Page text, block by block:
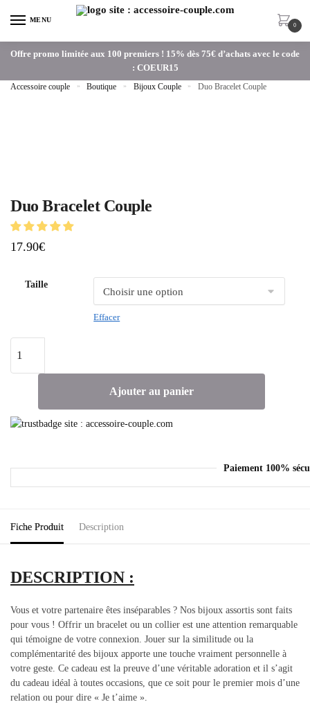
MENU
0
Offre promo limitée aux 100 premiers ! 15% dès 75€ d’achats avec le code
: COEUR15
Accessoire couple » Boutique » Bijoux Couple » Duo Bracelet Couple
Duo Bracelet Couple
17.90€
Taille
Effacer
Ajouter au panier
Paiement 100%
Fiche Produit Description
DESCRIPTION :
Vous et votre partenaire êtes inséparables ? Nos bijoux assortis sont faits
pour vous ! Offrir un bracelet ou un collier est une attention remarquable
qui témoigne de votre connexion. Jouer sur la similitude ou la
complémentarité des bijoux apporte une touche vraiment personnelle à
votre geste. Ce cadeau est la preuve d’une véritable adoration et il s’agit
du cadeau idéal à toutes occasions, que ce soit pour le premier mois d’une
relation ou pour dire « Je t’aime ».